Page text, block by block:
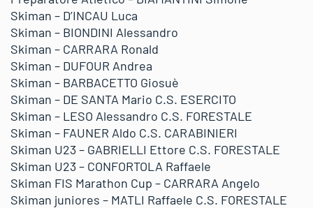
Skiman – D’INCAU Luca
Skiman – BIONDINI Alessandro
Skiman – CARRARA Ronald
Skiman – DUFOUR Andrea
Skiman – BARBACETTO Giosuè
Skiman – DE SANTA Mario C.S. ESERCITO
Skiman – LESO Alessandro C.S. FORESTALE
Skiman – FAUNER Aldo C.S. CARABINIERI
Skiman U23 – GABRIELLI Ettore C.S. FORESTALE
Skiman U23 – CONFORTOLA Raffaele
Skiman FIS Marathon Cup – CARRARA Angelo
Skiman juniores – MATLI Raffaele C.S. FORESTALE